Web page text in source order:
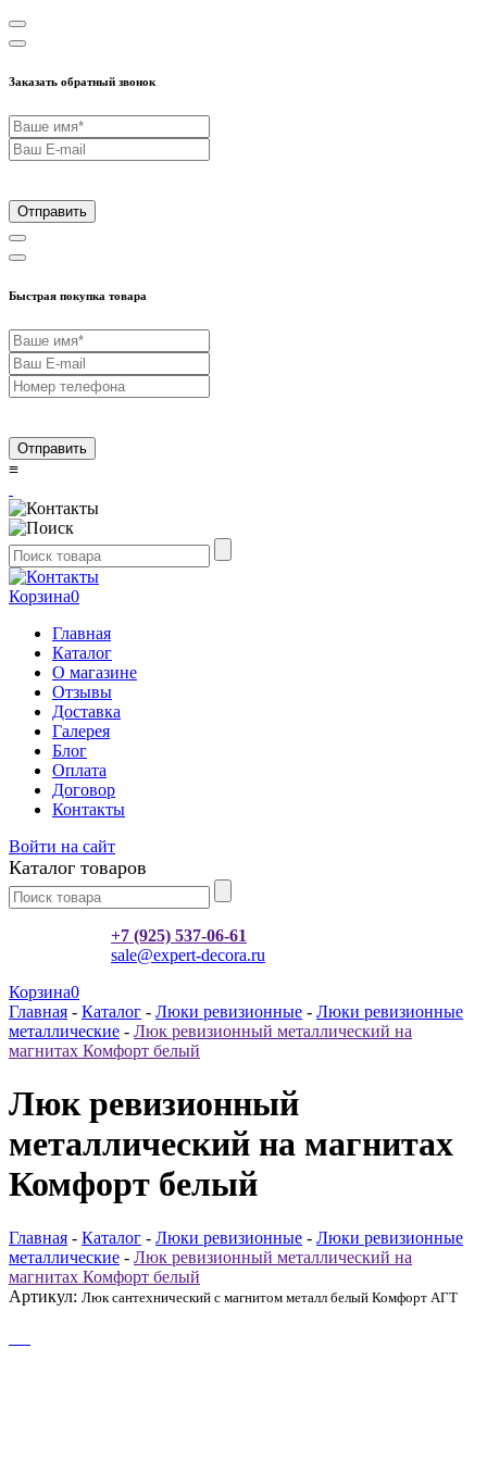
Заказать обратный звонок
Отправить
Быстрая покупка товара
Отправить
≡
Корзина0
Главная
Каталог
О магазине
Отзывы
Доставка
Галерея
Блог
Оплата
Договор
Контакты
Войти на сайт
Каталог товаров
+7 (925) 537-06-61
sale@expert-decora.ru
Корзина0
Главная - Каталог - Люки ревизионные - Люки ревизионные
металлические - Люк ревизионный металлический на
магнитах Комфорт белый
Люк ревизионный
металлический на магнитах
Комфорт белый
Главная - Каталог - Люки ревизионные - Люки ревизионные
металлические - Люк ревизионный металлический на
магнитах Комфорт белый
Артикул: Люк сантехнический с магнитом металл белый Комфорт АГТ